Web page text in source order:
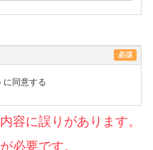
必須
に同意する
容に誤りがあります。
必要です。